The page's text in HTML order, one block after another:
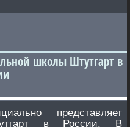
школы Штутгарт в
представляет
в России. В